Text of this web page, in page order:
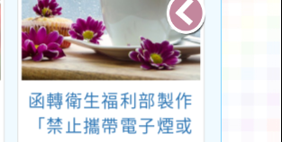
函轉衛生福利部製作
「禁止攜帶電子煙或